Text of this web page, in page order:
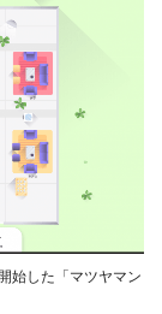
始した「マツヤマン